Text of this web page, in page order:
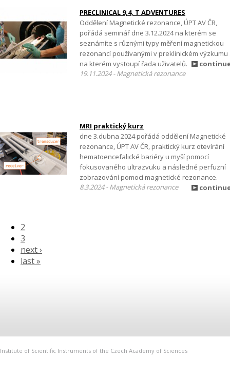
PRECLINICAL 9,4, T ADVENTURES
Oddělení Magnetické rezonance, ÚPT AV ČR,
pořádá seminář dne 3.12.2024 na kterém se
seznámíte s různými typy měření magnetickou
rezonancí používanými v preklinickém výzkumu
na kterém vystoupí řada uživatelů.
19.11.2024 - Magnetická rezonance
MRI praktický kurz
dne 3.dubna 2024 pořádá oddělení Magnetické
rezonance, ÚPT AV ČR, praktický kurz otevírání
hematoencefalické bariéry u myší pomocí
fokusovaného ultrazvuku a následné perfuzní
zobrazování pomocí magnetické rezonance.
8.3.2024 - Magnetická rezonance
2
3
next ›
last »
Institute of Scientific Instruments of the Czech Academy of Sciences